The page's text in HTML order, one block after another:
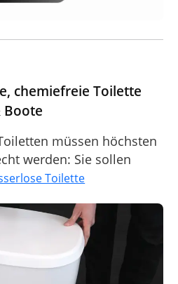
chemiefreie Toilette
müssen höchsten
werden: Sie sollen
Toilette